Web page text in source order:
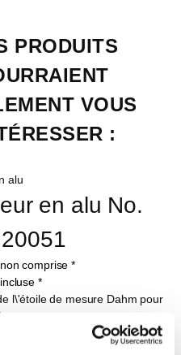
PRODUITS
VOUS
:
en alu No.
comprise *
*
mesure